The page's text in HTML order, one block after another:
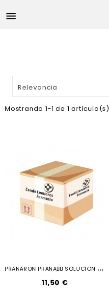

Relevancia
Mostrando 1-1 de 1 artículo(s)
P
RANARON PRANABB SOLUCION DEFENSAS...
11,50 €